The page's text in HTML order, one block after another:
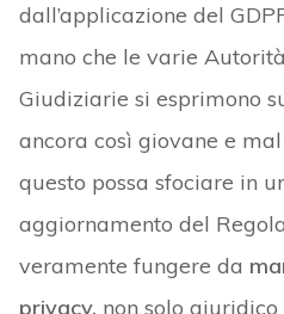
dall’applicazione del
mano che le varie
Giudiziarie si esprimono
ancora così giovane e
questo possa sfociare in
aggiornamento del
veramente fungere da
privacy, non solo